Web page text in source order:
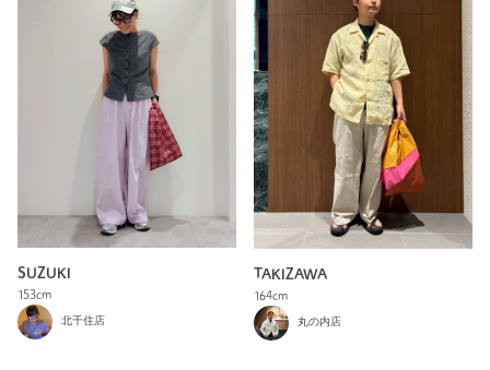
SUZUKI
153cm
北千住店
TAKIZAWA
164cm
丸の内店